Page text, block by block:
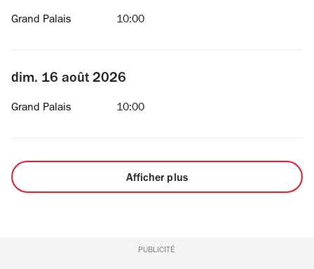
Grand Palais 10:00
dim. 16 août 2026
Grand Palais 10:00
Afficher plus
PUBLICITÉ